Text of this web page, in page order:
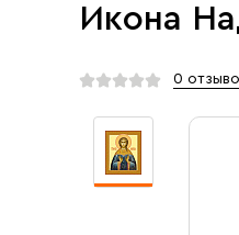
Иконы
Услуги
Икона
0